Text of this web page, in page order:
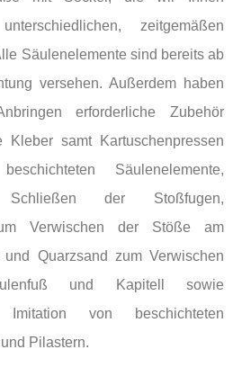
zeitgemäßen
Säulenelemente sind bereits ab
versehen. Außerdem haben
erforderliche Zubehör
Kleber samt Kartuschenpressen
Säulenelemente,
der Stoßfugen,
Verwischen der Stöße am
und Quarzsand zum Verwischen
und Kapitell sowie
Imitation von beschichteten
Pilastern.